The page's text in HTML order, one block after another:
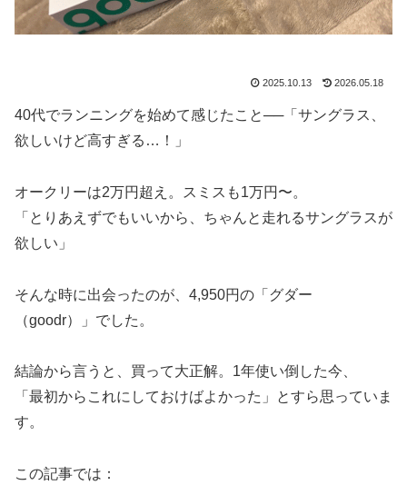
2025.10.13 2026.05.18
40代でランニングを始めて感じたこと──「サングラス、
欲しいけど高すぎる…！」
オークリーは2万円超え。スミスも1万円〜。
「とりあえずでもいいから、ちゃんと走れるサングラスが
欲しい」
そんな時に出会ったのが、4,950円の「グダー
（goodr）」でした。
結論から言うと、買って大正解。1年使い倒した今、
「最初からこれにしておけばよかった」とすら思っていま
す。
この記事では：